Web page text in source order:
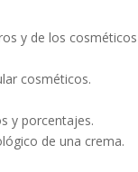
y de los cosméticos
cosméticos.
y porcentajes.
de una crema.